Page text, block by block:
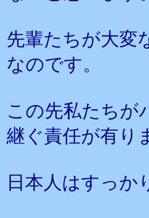
先輩たちが大変
なのです。
この先私たちが
継ぐ責任が有り
日本人はすっか